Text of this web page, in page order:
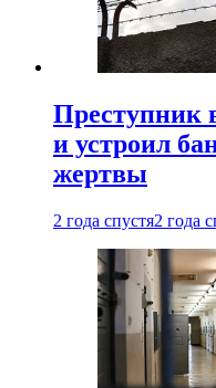
и устроил
жертвы
2 года спустя2 года